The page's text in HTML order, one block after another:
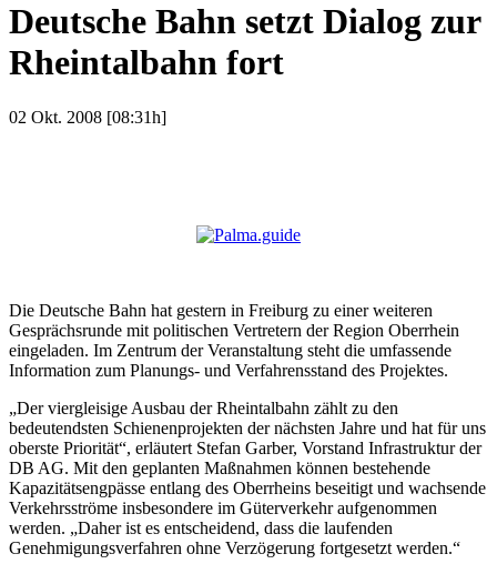
Deutsche Bahn setzt Dialog zur
Rheintalbahn fort
02 Okt. 2008 [08:31h]
Die Deutsche Bahn hat gestern in Freiburg zu einer weiteren
Gesprächsrunde mit politischen Vertretern der Region Oberrhein
eingeladen. Im Zentrum der Veranstaltung steht die umfassende
Information zum Planungs- und Verfahrensstand des Projektes.
„Der viergleisige Ausbau der Rheintalbahn zählt zu den
bedeutendsten Schienenprojekten der nächsten Jahre und hat für uns
oberste Priorität“, erläutert Stefan Garber, Vorstand Infrastruktur der
DB AG. Mit den geplanten Maßnahmen können bestehende
Kapazitätsengpässe entlang des Oberrheins beseitigt und wachsende
Verkehrsströme insbesondere im Güterverkehr aufgenommen
werden. „Daher ist es entscheidend, dass die laufenden
Genehmigungsverfahren ohne Verzögerung fortgesetzt werden.“